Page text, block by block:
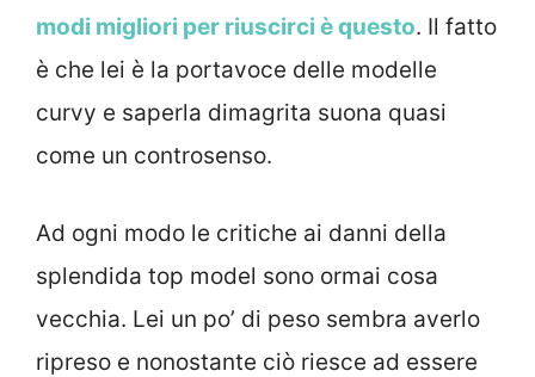
modi migliori per riuscirci è questo. Il fatto
è che lei è la portavoce delle modelle
curvy e saperla dimagrita suona quasi
come un controsenso.
Ad ogni modo le critiche ai danni della
splendida top model sono ormai cosa
vecchia. Lei un po’ di peso sembra averlo
ripreso e nonostante ciò riesce ad essere